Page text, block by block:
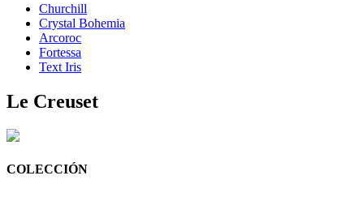
Churchill
Crystal Bohemia
Arcoroc
Fortessa
Text Iris
Le Creuset
COLECCIÓN